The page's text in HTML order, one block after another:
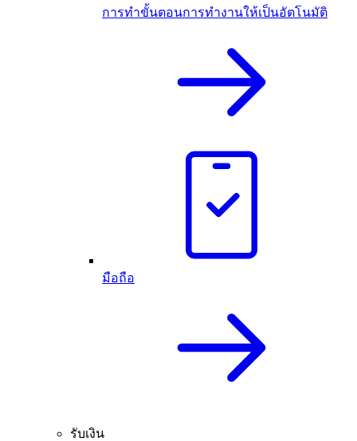
การทำขั้นตอนการทำงานให้เป็นอัตโนมัติ
มือถือ
รับเงิน